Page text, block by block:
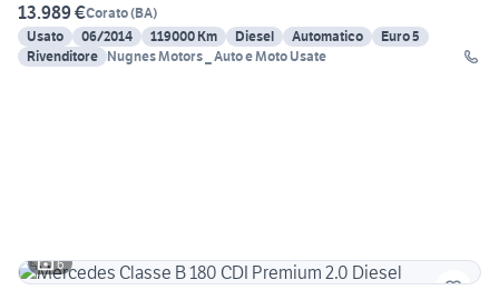
13.989 €Corato(BA)
Usato
06/2014 119000 Km Diesel Automatico
Euro 5
Rivenditore Nugnes Motors _ Auto e Moto Usate
6